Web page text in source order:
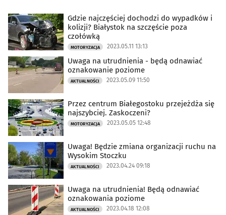
Gdzie najczęściej dochodzi do wypadków i
kolizji? Białystok na szczęście poza
czołówką
MOTORYZACJA 2023.05.11 13:13
Uwaga na utrudnienia - będą odnawiać
oznakowanie poziome
AKTUALNOŚCI 2023.05.09 11:50
Przez centrum Białegostoku przejeżdża się
najszybciej. Zaskoczeni?
MOTORYZACJA 2023.05.05 12:48
Uwaga! Będzie zmiana organizacji ruchu na
Wysokim Stoczku
AKTUALNOŚCI 2023.04.24 09:18
Uwaga na utrudnienia! Będą odnawiać
oznakowania poziome
AKTUALNOŚCI 2023.04.18 12:08